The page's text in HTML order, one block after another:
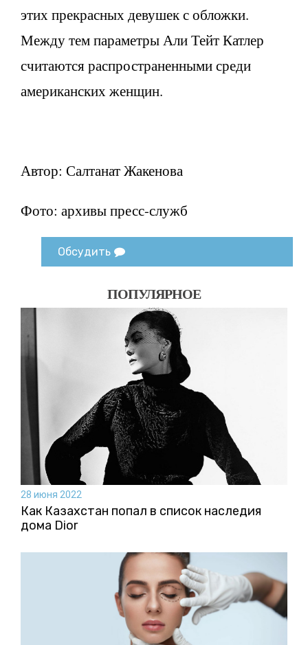
этих прекрасных девушек с обложки.
Между тем параметры Али Тейт Катлер
считаются распространенными среди
американских женщин.
Автор: Салтанат Жакенова
Фото: архивы пресс-служб
Обсудить
ПОПУЛЯРНОЕ
28 июня 2022
Как Казахстан попал в список наследия
дома Dior